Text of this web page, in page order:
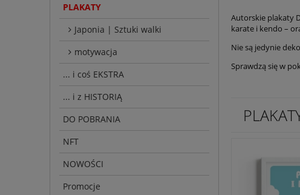
PLAKATY
Japonia | Sztuki walki
motywacja
... i coś EKSTRA
... i z HISTORIĄ
DO POBRANIA
NFT
NOWOŚCI
Promocje
Autorskie plakaty
karate i kendo –
Nie są jedynie
Sprawdzą się w